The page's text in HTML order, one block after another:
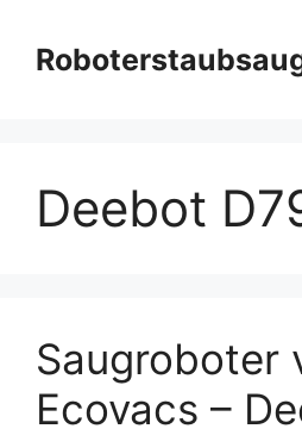
Inhalt
springen
Deebot
Saugroboter
Ecovacs –